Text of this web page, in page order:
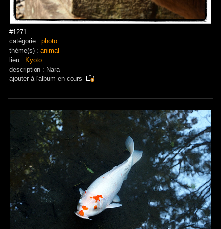
#1271
catégorie : photo
thème(s) : animal
lieu : Kyoto
description : Nara
ajouter àl'album en cours